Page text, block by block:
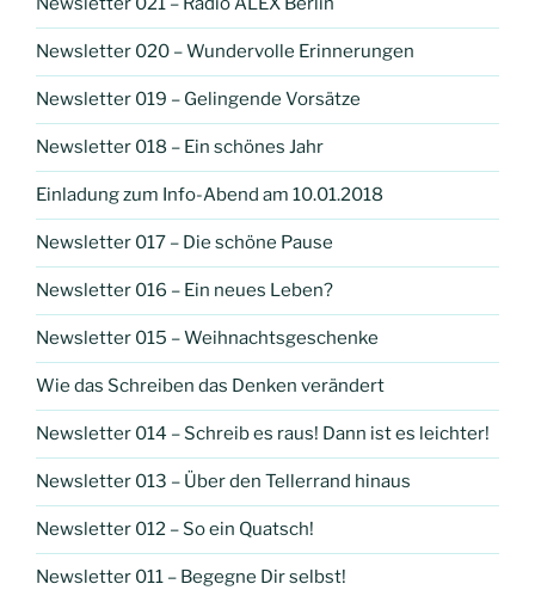
Newsletter 020 – Wundervolle Erinnerungen
Newsletter 019 – Gelingende Vorsätze
Newsletter 018 – Ein schönes Jahr
Einladung zum Info-Abend am 10.01.2018
Newsletter 017 – Die schöne Pause
Newsletter 016 – Ein neues Leben?
Newsletter 015 – Weihnachtsgeschenke
Wie das Schreiben das Denken verändert
Newsletter 014 – Schreib es raus! Dann ist es leichter!
Newsletter 013 – Über den Tellerrand hinaus
Newsletter 012 – So ein Quatsch!
Newsletter 011 – Begegne Dir selbst!